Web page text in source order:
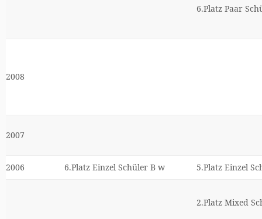
6.Platz Paar
2008
2007
2006 6.Platz Einzel Schüler B w 5.Platz Einzel
2.Platz Mixed